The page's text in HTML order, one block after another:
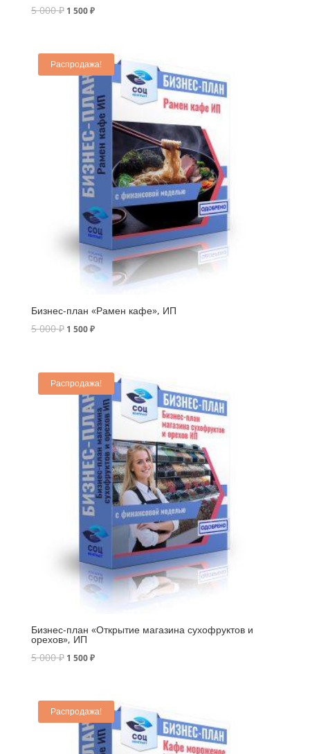
5 000₽ 1 500₽
Распродажа!
Бизнес-план «Рамен кафе», ИП
5 000₽ 1 500₽
Распродажа!
Бизнес-план «Открытие магазина сухофруктов и
орехов», ИП
5 000₽ 1 500₽
Распродажа!